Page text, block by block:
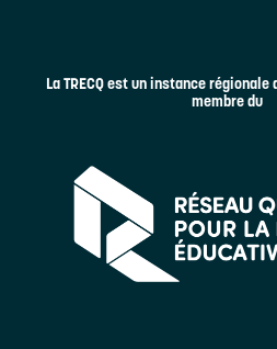
La TRECQ est un instance
membre du